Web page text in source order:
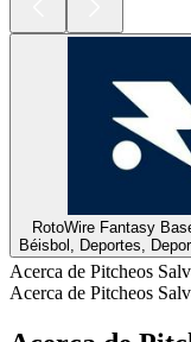
RotoWire Fantasy
Béisbol, Deportes,
Acerca de Pitcheos
Acerca de Pitcheos